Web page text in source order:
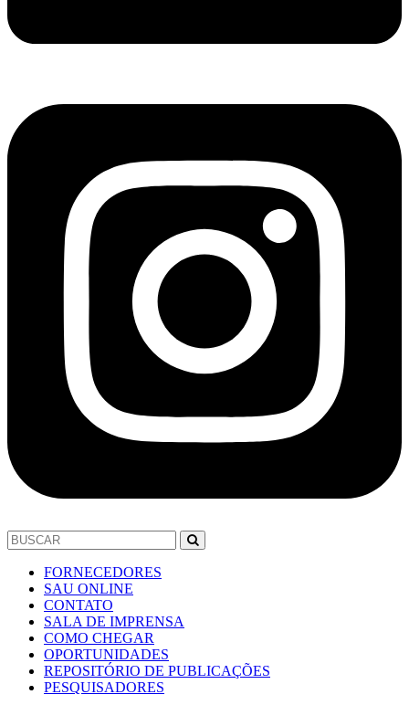
FORNECEDORES
SAU ONLINE
CONTATO
SALA DE IMPRENSA
COMO CHEGAR
OPORTUNIDADES
REPOSITÓRIO DE PUBLICAÇÕES
PESQUISADORES